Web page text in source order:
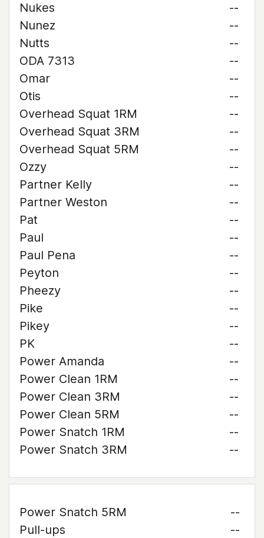
Nukes
--
Nunez
--
Nutts
--
ODA 7313
--
Omar
--
Otis
--
Overhead Squat 1RM
--
Overhead Squat 3RM
--
Overhead Squat 5RM
--
Ozzy
--
Partner Kelly
--
Partner Weston
--
Pat
--
Paul
--
Paul Pena
--
Peyton
--
Pheezy
--
Pike
--
Pikey
--
PK
--
Power Amanda
--
Power Clean 1RM
--
Power Clean 3RM
--
Power Clean 5RM
--
Power Snatch 1RM
--
Power Snatch 3RM
--
Power Snatch 5RM
--
Pull-ups
--